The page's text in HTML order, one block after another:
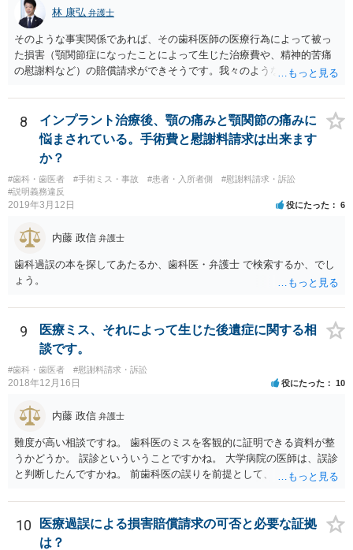
林 康弘 弁護士
そのような事実関係であれば、その歯科医師の医療行為によって被っ
た損害（顎関節症になったことによって生じた治療費や、精神的苦痛
の慰謝料など）の賠償請求ができそうです。我々のような弁護士に依
科）の先生の協力等を得ることも必要だと思います。
8
インプラント治療後、顎の痛みと顎関節の痛みに
悩まされている。手術費と慰謝料請求は出来ます
か？
#歯科・歯医者 #手術ミス・事故 #患者・入所者側
#慰謝料請求・訴訟
#説明義務違反
2019年3月12日 役にたった 6
内藤 政信 弁護士
歯科過誤の本を探してあたるか、歯科医・弁護士 で検索するか、でし
ょう。
9
医療ミス、それによって生じた後遺症に関する相
談です。
#歯科・歯医者 #慰謝料請求・訴訟
2018年12月16日 役にたった 10
内藤 政信 弁護士
難度が高い相談ですね。 歯科医のミスを客観的に証明できる資料が整
うかどうか。 誤診といういうことですかね。 大学病院の医師は、誤診
と判断したんですかね。 前歯科医の誤りを前提として、 その医師はど
前医師の診断の誤りに起因するものかどうか、 大学病院の医師は、ど
う見ているんでしょうかね。 歯科医の資格を持ってる弁護士もいます
ね。 そのような弁護士を探すのもいいと思いますね。
10
医療過誤による損害賠償請求の可否と必要な証拠
は？